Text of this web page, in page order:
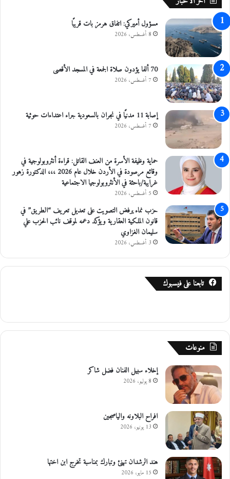
ي
مسؤول أميركي: اتفاق هرمز بات قريبًا
8 أغسطس، 2026
70 ألفا يؤدون صلاة الجمعة في المسجد الأقصى
7 أغسطس، 2026
إصابة 11 مدنيًا في نجران بالسعودية جراء اعتداءات حوثية
7 أغسطس، 2026
حماية وظيفة الأسرة من العنف القاتل: قراءة أنثروبولوجية في
وقائع مرصودة في الأردن خلال عام 2026 ،،، الدكتورة زهور
غرايبة/باحثة في الأنثروبولوجيا الاجتماعية
5 أغسطس، 2026
حزب نماء يرفض التصويت على تعديل تعريف “الطريق” في
قانون الملكية العقارية ويؤكد دعمه لموقف نائب الحزب علي
سليمان الغزاوي
3 أغسطس، 2026
تابعنا على فيسبوك
منوعات
إخلاء سبيل الفنان فضل شاكر
8 يوليو، 2026
افراح البلاونه والياصجين
13 يونيو، 2026
هند الرشدان تهنئ وتبارك بمناسبة تخرج ابن اختها
15 مايو، 2026